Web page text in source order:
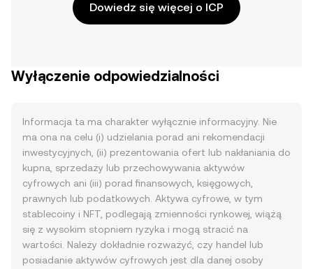
Dowiedz się więcej o ICP
Wyłączenie odpowiedzialności
Informacja ta ma charakter wyłącznie informacyjny. Nie
ma ona na celu (i) udzielania porad ani rekomendacji
inwestycyjnych, (ii) prezentowania ofert lub nakłaniania do
kupna, sprzedaży lub przechowywania aktywów
cyfrowych ani (iii) porad finansowych, księgowych,
prawnych lub podatkowych. Aktywa cyfrowe, w tym
stablecoiny i NFT, podlegają zmienności rynkowej, wiążą
się z wysokim stopniem ryzyka i mogą stracić na
wartości. Należy dokładnie rozważyć, czy handel lub
posiadanie aktywów cyfrowych jest dla danej osoby